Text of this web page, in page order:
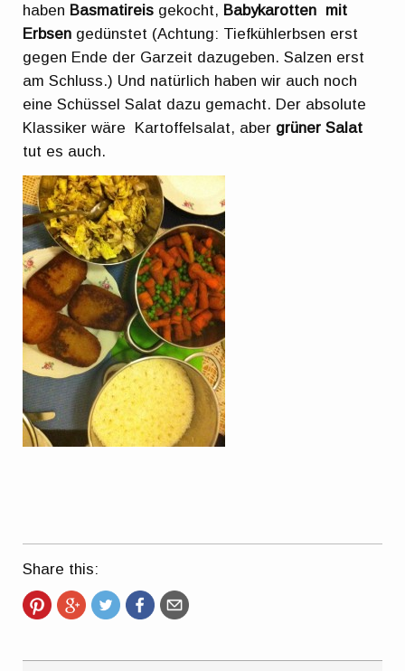
haben Basmatireis gekocht, Babykarotten mit
Erbsen gedünstet (Achtung: Tiefkühlerbsen erst
gegen Ende der Garzeit dazugeben. Salzen erst
am Schluss.) Und natürlich haben wir auch noch
eine Schüssel Salat dazu gemacht. Der absolute
Klassiker wäre Kartoffelsalat, aber grüner Salat
tut es auch.
Share this: